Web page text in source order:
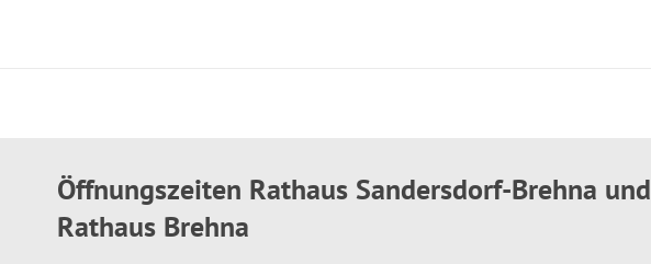
Öffnungszeiten Rathaus Sandersdorf-Brehna und
Rathaus Brehna